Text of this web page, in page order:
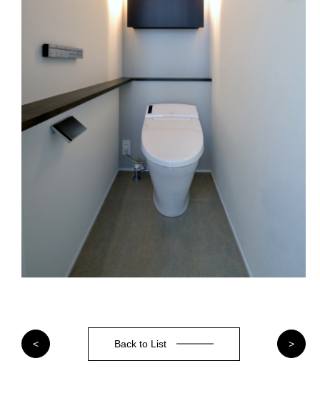
< Back to List >